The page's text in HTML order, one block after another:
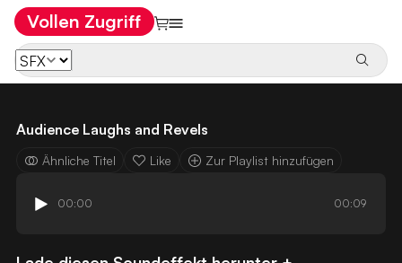
Vollen Zugriff
Audience Laughs and Revels
Ähnliche Titel Like Zur Playlist hinzufügen
00:00 00:09